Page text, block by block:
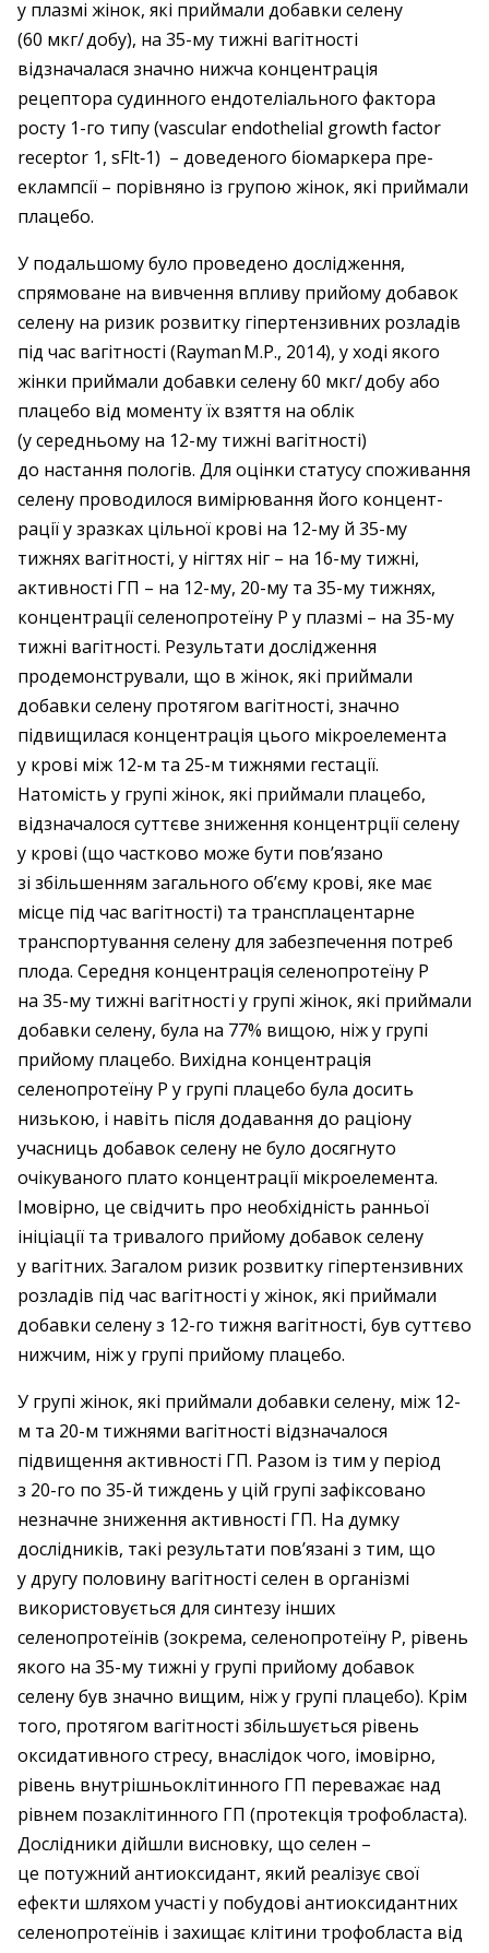
у плазмі жінок, які приймали добавки селену
(60 мкг/ добу), на 35-му тижні вагітності
відзначалася значно нижча концентрація
рецептора судинного ендотеліального фактора
росту 1-го типу (vascular endothelial growth factor
receptor 1, sFlt‑1) – ​доведеного біомаркера пре­
еклампсії – ​порівняно із групою жінок, які приймали
плацебо.
У подальшому було проведено дослідження,
спрямоване на вивчення впливу прийому добавок
селену на ризик розвитку гіпертензивних розладів
під час вагітності (Rayman M.P., 2014), у ході якого
жінки приймали добавки селену 60 мкг/ добу або
плацебо від моменту їх взяття на облік
(у середньому на 12-му тижні вагітності)
до настання пологів. Для оцінки статусу споживання
селену проводилося вимірювання його концент­
рації у зразках цільної крові на 12-му й 35-му
тижнях вагітності, у нігтях ніг – ​на 16-му тижні,
активності ГП – ​на ­12-му, 20-му та 35-му тижнях,
концентрації селенопротеїну P у плазмі – ​на 35-му
тижні вагітності. Результати дослідження
продемонстрували, що в жінок, які приймали
добавки селену про­тягом вагітності, значно
підвищилася концентрація цього мікроелемента
у крові між 12-м та 25-м тижнями гестації.
Натомість у групі жінок, які приймали плацебо,
відзначалося суттєве зниження концентрції селену
у крові (що частково може бути пов’язано
зі збільшенням загального об’єму крові, яке має
місце під час вагітності) та трансплацентарне
транспортування селену для забезпечення потреб
плода. Середня концентрація селенопротеїну Р
на 35-му тижні вагітності у групі жінок, які приймали
добавки селену, була на 77% вищою, ніж у групі
прийому плацебо. Вихідна концентрація
селенопротеїну Р у групі плацебо була досить
низькою, і навіть після додавання до раціону
учасниць добавок селену не було досягнуто
очікуваного плато концентрації мікроелемента.
Імовірно, це свідчить про необхідність ранньої
ініціації та тривалого прийому добавок селену
у вагітних. Загалом ризик розвитку гіпертензивних
розладів під час вагітності у жінок, які приймали
добавки селену з 12-го тижня вагітності, був суттєво
нижчим, ніж у групі прийому плацебо.
У групі жінок, які приймали добавки селену, між 12-
м та 20-м тижнями вагітності відзначалося
підвищення активності ГП. Разом із тим у період
з 20-го по 35-й тиждень у цій групі зафіксовано
незначне зниження активності ГП. На думку
дослідників, такі результати пов’язані з тим, що
у другу половину вагітності селен в організмі
використовується для синтезу інших
селенопротеїнів (зокрема, селенопротеїну Р, рівень
якого на 35-му тижні у групі прийому добавок
селену був значно вищим, ніж у групі плацебо). Крім
того, протягом вагітності збільшується рівень
оксидативного стресу, внаслідок чого, імовірно,
рівень внутрішньоклітинного ГП переважає над
рівнем позаклітинного ГП (протекція трофобласта).
Дослідники дійшли висновку, що селен – ​
це потужний анти­оксидант, який реалізує свої
ефекти шляхом участі у побудові антиоксидантних
селенопротеїнів і захищає клітини трофо­бласта від